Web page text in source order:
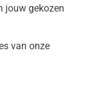
jouw gekozen
van onze